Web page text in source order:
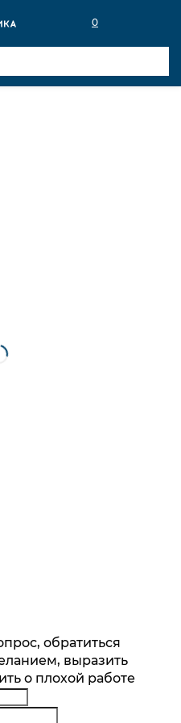
0
обновления
специальных
обратиться
выразить
о плохой работе